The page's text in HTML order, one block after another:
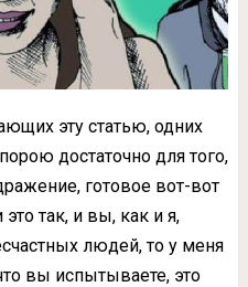
эту статью, одних
достаточно для того,
готовое вот-вот
так, и вы, как и я,
людей, то у меня
вы испытываете, это